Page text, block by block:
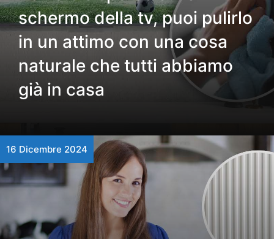
schermo della tv, puoi pulirlo
in un attimo con una cosa
naturale che tutti abbiamo
già in casa
16 Dicembre 2024